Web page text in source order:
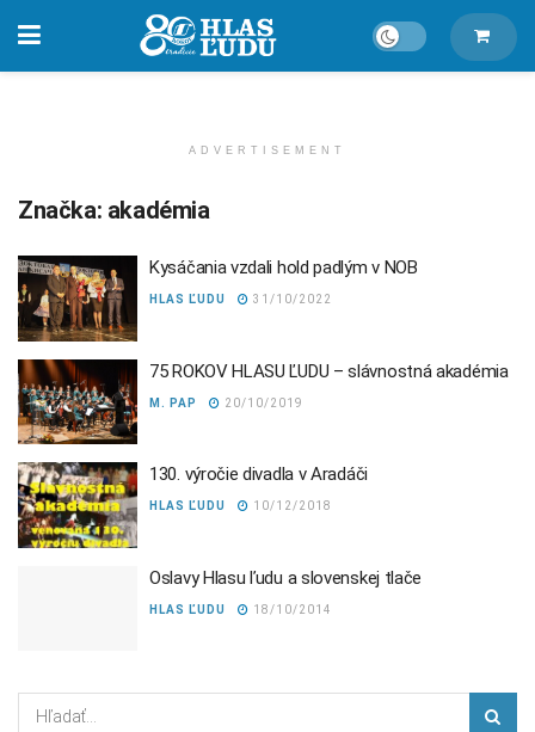
ADVERTISEMENT
Značka: akadémia
Kysáčania vzdali hold padlým v NOB
HLAS ĽUDU 31/10/2022
75 ROKOV HLASU ĽUDU – slávnostná akadémia
M. PAP 20/10/2019
130. výročie divadla v Aradáči
HLAS ĽUDU 10/12/2018
Oslavy Hlasu ľudu a slovenskej tlače
HLAS ĽUDU 18/10/2014